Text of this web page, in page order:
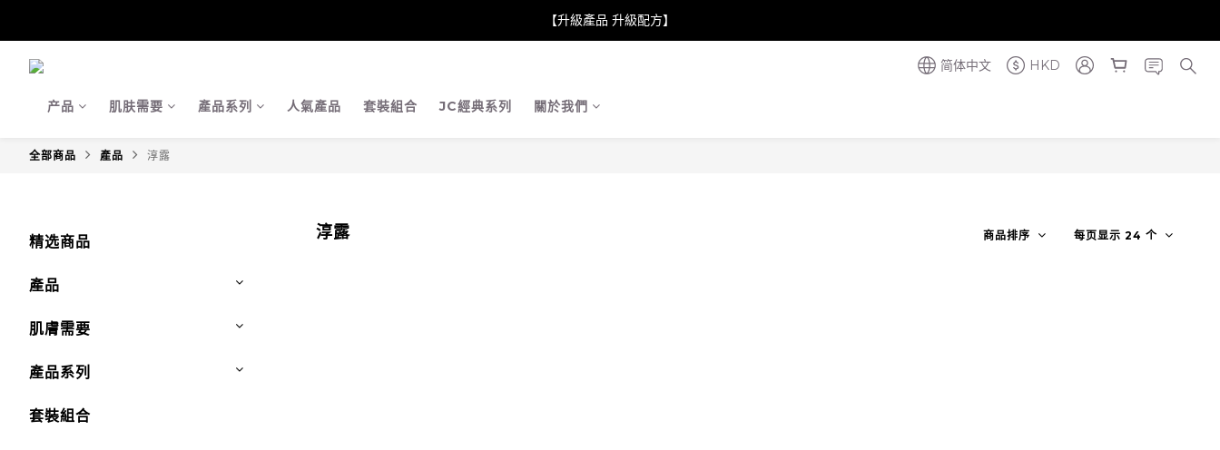
【JaneClare 康膚薈在iida Award Milan 2024 Professional Award 勇奪金獎】
【升級產品 升級配方】
简体中文 HKD
产品 肌肤需要 產品系列 人氣產品 套裝組合 JC經典系列 關於我們
全部商品 產品 淳露
精选商品
產品
肌膚需要
產品系列
套裝組合
淳露 商品排序 每页显示 24 个